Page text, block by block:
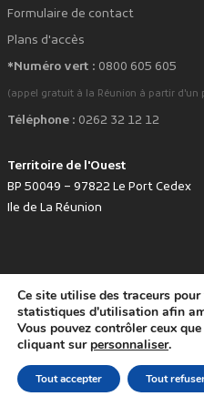
Formulaire de contact
Plans d'accès
*Numéro vert : 0800 605 605
(appel gratuit à la Réunion à partir d'un
Téléphone : 0262 32 12 12
Territoire de l'Ouest
BP 50049 – 97822 Le Port Cedex
Ile de La Réunion
Développé avec favoritepar le Territoire
Politique de protection des
Accessibilité : non conforme
Ce site utilise des traceurs
statistiques d'utilisation afin
Vous pouvez contrôler ceux
cliquant sur personnaliser.
Tout accepter Tout